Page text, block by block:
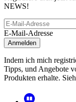
NEWS!
E-Mail-Adresse
Anmelden
Indem ich mich
Tipps, und Angebote
Produkten erhalte.